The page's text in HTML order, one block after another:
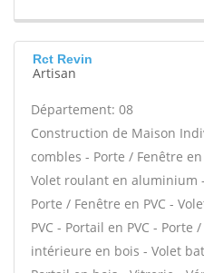
Rct Revin
Artisan
Département: 08
Construction de Maison
combles - Porte / Fenêtre
Volet roulant en aluminium
Porte / Fenêtre en PVC -
PVC - Portail en PVC -
intérieure en bois - Volet